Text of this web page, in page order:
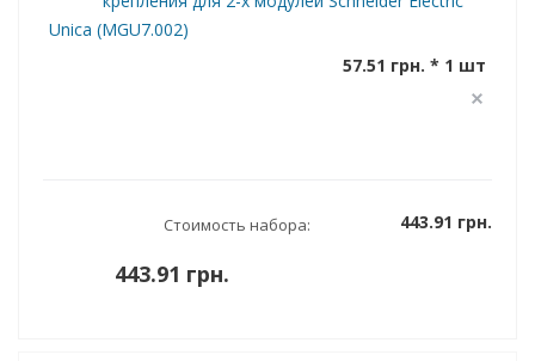
Unica (MGU7.002)
57.51 грн. * 1 шт
Стоимость набора: 443.91 грн.
443.91 грн.